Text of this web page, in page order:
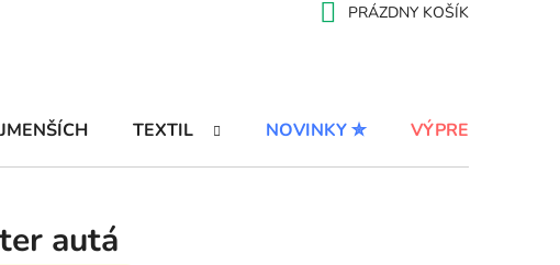
PRÁZDNY KOŠÍK
TEXTIL NOVINKY ✮ VÝPREDAJ %
autá